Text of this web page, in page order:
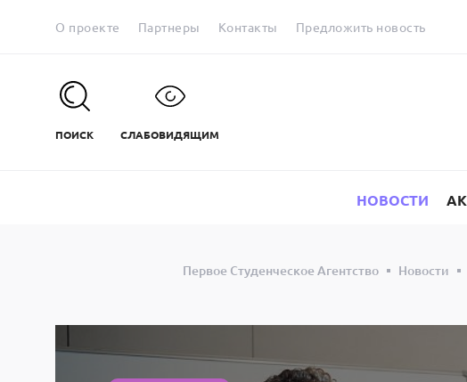
О проекте Партнеры Контакты Предложить новость
ПОИСК СЛАБОВИДЯЩИМ
НОВОСТИ
Первое Студенческое Агентство Новости